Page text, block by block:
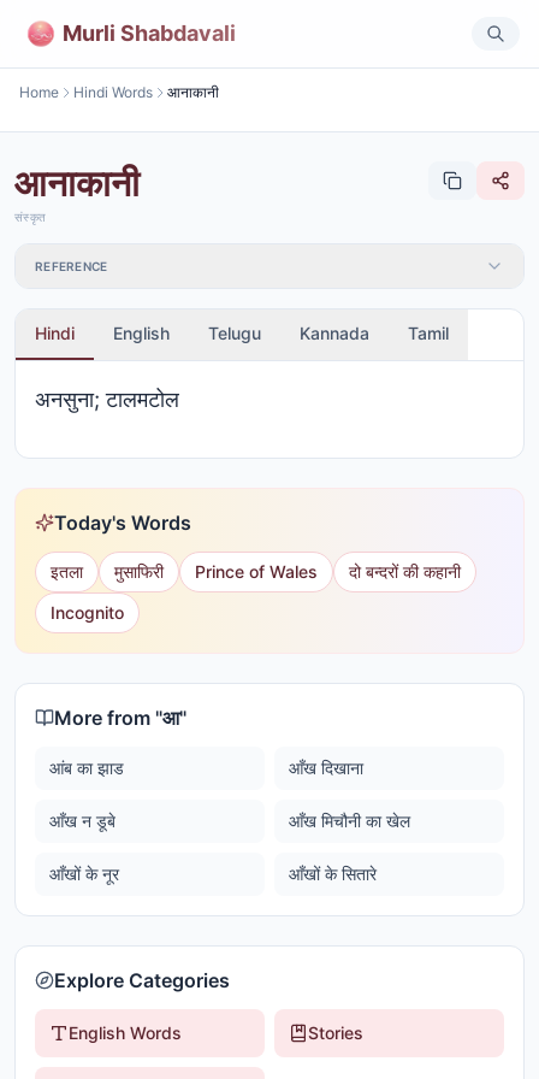
Murli Shabdavali
Home Hindi Words आनाकानी
आनाकानी
संस्कृत
REFERENCE
Hindi English Telugu Kannada Tamil
अनसुना; टालमटोल
Today's Words
इतला मुसाफिरी Prince of Wales
दो बन्दरों की कहानी
Incognito
More from "आ"
आंब का झाड आँख दिखाना
आँख न डूबे आँख मिचौनी का खेल
आँखों के नूर आँखों के सितारे
Explore Categories
English Words Stories